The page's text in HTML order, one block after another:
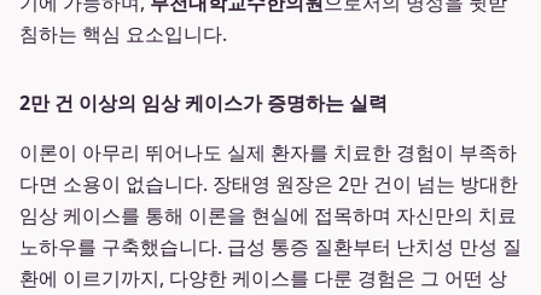
침하는 핵심 요소입니다.
2만 건 이상의 임상 케이스가 증명하는 실력
이론이 아무리 뛰어나도 실제 환자를 치료한 경험이 부족하
다면 소용이 없습니다. 장태영 원장은 2만 건이 넘는 방대한
임상 케이스를 통해 이론을 현실에 접목하며 자신만의 치료
노하우를 구축했습니다. 급성 통증 질환부터 난치성 만성 질
환에 이르기까지, 다양한 케이스를 다룬 경험은 그 어떤 상